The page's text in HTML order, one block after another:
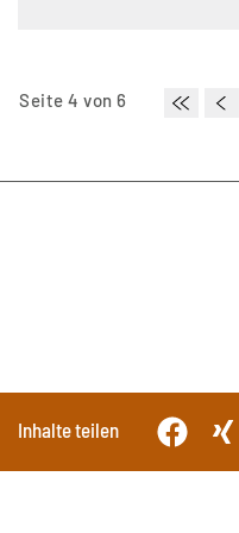
Seite 4 von 6
Inhalte teilen